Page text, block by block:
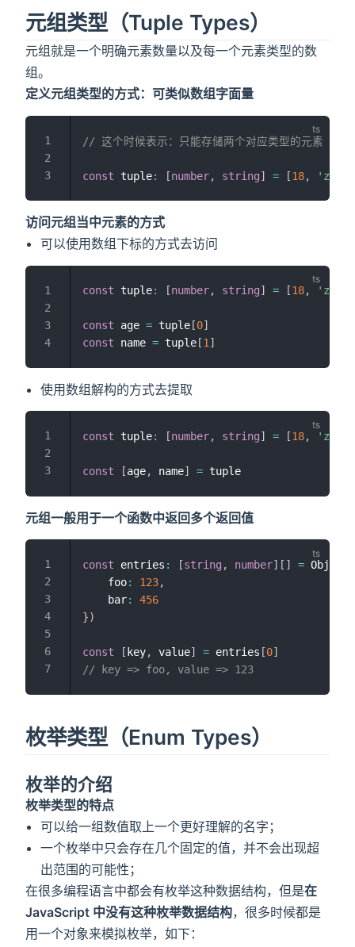
元组类型（Tuple Types）
元组就是一个明确元素数量以及每一个元素类型的数
组。
定义元组类型的方式：可类似数组字面量
// 这个时候表示：只能存储两个对应类型的元素
const tuple: [number, string] = [18,
访问元组当中元素的方式
可以使用数组下标的方式去访问
const tuple: [number, string] = [18,
const age = tuple [0]
const name = tuple [1]
使用数组解构的方式去提取
const tuple: [number, string] = [18,
const [age, name] =
元组一般用于一个函数中返回多个返回值
const entries : [string , number] [ ] = Object
    foo
: 123,
    bar
:
456
})
const [ key, value] = entries [0]
// key => foo, value => 123
枚举类型（Enum Types）
枚举的介绍
枚举类型的特点
可以给一组数值取上一个更好理解的名字；
一个枚举中只会存在几个固定的值，并不会出现超
出范围的可能性；
在很多编程语言中都会有枚举这种数据结构，但是在
JavaScript 中没有这种枚举数据结构，很多时候都是
用一个对象来模拟枚举，如下：